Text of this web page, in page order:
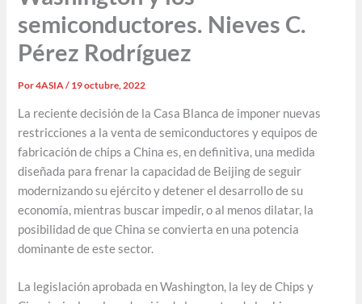
semiconductores. Nieves C.
Pérez Rodríguez
Por4ASIA/ 19 octubre, 2022
La reciente decisión de la Casa Blanca de imponer nuevas
restricciones a la venta de semiconductores y equipos de
fabricación de chips a China es, en definitiva, una medida
diseñada para frenar la capacidad de Beijing de seguir
modernizando su ejército y detener el desarrollo de su
economía, mientras buscar impedir, o al menos dilatar, la
posibilidad de que China se convierta en una potencia
dominante de este sector.
La legislación aprobada en Washington, la ley de Chips y